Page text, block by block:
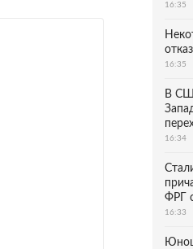
16:35
16:35
В
16:34
ФРГ
16:33